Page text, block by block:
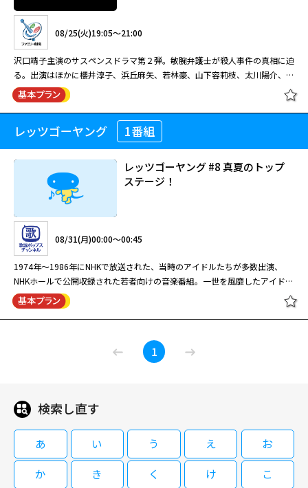
根寿 美子（水野久美）ほか、手のかかる老人も多く、瑠璃子は介護士の吉
原高志（太川陽介）や医師の加賀順次（松永博 史）たちの献身的な看護に
感心していた。そんななか村上の依頼で藤堂房雄（伊武雅刀）と瑠璃子たち
財務捜査官も 捜査に加わることになった。 ホームの経営者、徳永周吾（遠
藤憲一）は不正を働く人物ではないとホームのスタッフと入所者たちは口を
揃える。ホ ームの運営は楽ではないが、健全な経営をしていたようだ。そ
んなホームを社会福祉法人代表の小野哲也（小須田康 人）が乗っ取ろうと
事件の真相を推理していた矢先、ホームの介護士、吉原が安西と同じ手口で
殺害される。吉原と安 西は小野の指図でホームを陥れるためホームのスキ
ャンダルを偽装していたことが分かる。また徳永が信頼する愛 人、鹿島は
るみ（藤森夕子）までも小野に寝返っていた。 一方、経理書類を緻密に調
べていた瑠璃子は、徳永の不審な行動に気付くのだが…。
調査官・雨宮瑠璃子（浅野）の叔父も入 所する介護老人ホームのスキャン
ダルを取材していたルポライターが殺された。ルポライターは経理の不正と
入所者 の虐待について探っていたことが分かる。 捜査一課の村上徳一郎
（柳葉）の要請で瑠璃子たち財務捜査官も捜査に加わり、帳簿などを徹底的
に調べ上げる。経 理の書類を調べながら、瑠璃子はホーム経営者の意外な
行動に気付く。しかし、決定的な手がかりが得られぬ中、第 二の殺人が起
こる。 【ストーリー】 ルポライターの安西聡（大波誠）が何者かに鋭利な
刃物で殺された。捜査一課の村上徳郎（柳葉敏郎）をはじめとする 刑事た
ちは、安西がある介護老人ホームの金の流れと入居者虐待について取材して
いたことを突き止めた。偶然にも そのホームには雨宮瑠璃子（浅野ゆう
子）の叔父、俊樹（佐竹明夫）も入所していた。入所者には認知症を患う山
根寿 美子（水野久美）ほか、手のかかる老人も多く、瑠璃子は介護士の吉
原高志（太川陽介）や医師の加賀順次（松永博 史）たちの献身的な看護に
感心していた。そんななか村上の依頼で藤堂房雄（伊武雅刀）と瑠璃子たち
財務捜査官も 捜査に加わることになった。 ホームの経営者、徳永周吾（遠
藤憲一）は不正を働く人物ではないとホームのスタッフと入所者たちは口を
揃える。ホ ームの運営は楽ではないが、健全な経営をしていたようだ。そ
んなホームを社会福祉法人代表の小野哲也（小須田康 人）が乗っ取ろうと
企んでいた。小野は詐偽などの悪い噂が絶えない人物だ。 瑠璃子と村上が
事件の真相を推理していた矢先、ホームの介護士、吉原が安西と同じ手口で
殺害される。吉原と安 西は小野の指図でホームを陥れるためホームのスキ
ャンダルを偽装していたことが分かる。また徳永が信頼する愛 人、鹿島は
べていた瑠璃子は、徳永の不審な行動に気付くのだが…。
08/25(火)19:05～21:00
沢口靖子主演のサスペンスドラマ第２弾。敏腕弁護士が殺人事件の真相に迫
る。出演はほかに櫻井淳子、浜丘麻矢、若林豪、山下容莉枝、太川陽介、古
谷一行。 里村タマミ（沢口靖子）は法律事務所に雇われている弁護士、通
称「イソベン」。ある日、タマミは育児ノイローゼから生後３ヶ月のわが子
を殺害した母・八尋由花（浜丘麻矢）の弁護を担当することに。犯行後、彼
女は霧ヶ峰に向かい山中を彷徨っていたところを、通りかかった地元の陶芸
家・乾陶子（櫻井淳子）に保護されたという。タマミは助手の正木憲一
（佐々木岳史）と共に陶子の元を訪ねるが・・・。
夏樹静子サスペンス 霧氷 ～イソベ
ン・里村タマミの事件簿～
08/25(火)19:05～21:00
沢口靖子主演のサスペンスドラマ第２弾。敏腕弁護士が殺人事件の真相に迫
る。出演はほかに櫻井淳子、浜丘麻矢、若林豪、山下容莉枝、太川陽介、古
谷一行。 里村タマミ（沢口靖子）は法律事務所に雇われている弁護士、通
称「イソベン」。ある日、タマミは育児ノイローゼから生後３ヶ月のわが子
を殺害した母・八尋由花（浜丘麻矢）の弁護を担当することに。犯行後、彼
女は霧ヶ峰に向かい山中を彷徨っていたところを、通りかかった地元の陶芸
家・乾陶子（櫻井淳子）に保護されたという。タマミは助手の正木憲一
レッツゴーヤング 1番組
レッツゴーヤング #8 真夏のトップ
ステージ！
08/31(月)00:00～00:45
1974年〜1986年にNHKで放送された、当時のアイドルたちが多数出演、
NHKホールで公開収録された若者向けの音楽番組。一世を風靡したアイドル
たちのフレッシュな映像をお届けします。 (NHK放送日：1983年7月24日)
＜歌唱曲＞ ♪スマイル・フォー・ミー／中森明菜 ♪スローモーション／河
♪こっちをお向きよソフィア／山下久美子 ♪愛してA-CHI-CHI！／今井まこ
と ♪君はインスタントコーヒー／PEGMO ほか
レッツゴーヤング #8 真夏のトップ
ステージ！
08/31(月)00:00～00:45
1974年〜1986年にNHKで放送された、当時のアイドルたちが多数出演、
NHKホールで公開収録された若者向けの音楽番組。一世を風靡したアイドル
たちのフレッシュな映像をお届けします。 (NHK放送日：1983年7月24日)
＜歌唱曲＞ ♪スマイル・フォー・ミー／中森明菜 ♪スローモーション／河
1
検索し直す
あ い う え
お
か
き く け
こ